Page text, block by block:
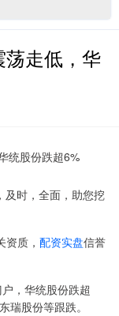
走低，华
时，全面，助您挖
质， 配资实盘信誉
，华统股份跌超
瑞股份等跟跌。